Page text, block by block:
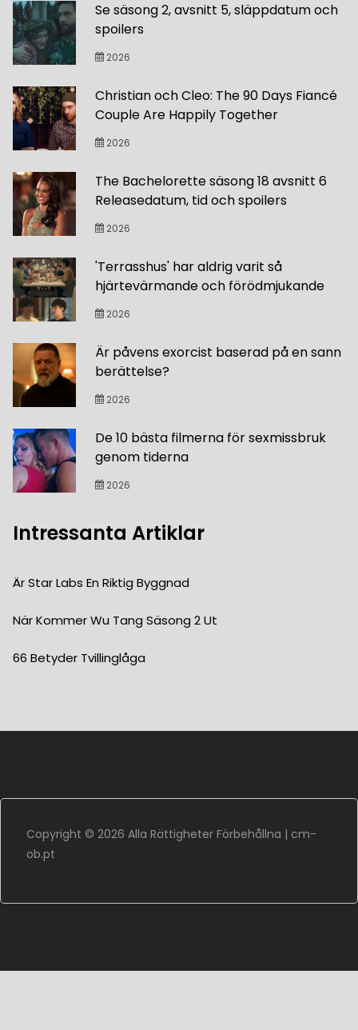
Se säsong 2, avsnitt 5, släppdatum och
spoilers
2026
Christian och Cleo: The 90 Days Fiancé
Couple Are Happily Together
2026
The Bachelorette säsong 18 avsnitt 6
Releasedatum, tid och spoilers
2026
'Terrasshus' har aldrig varit så
hjärtevärmande och förödmjukande
2026
Är påvens exorcist baserad på en sann
berättelse?
2026
De 10 bästa filmerna för sexmissbruk
genom tiderna
2026
Intressanta Artiklar
Är Star Labs En Riktig Byggnad
När Kommer Wu Tang Säsong 2 Ut
66 Betyder Tvillinglåga
Copyright © 2026 Alla Rättigheter Förbehållna | cm-
ob.pt